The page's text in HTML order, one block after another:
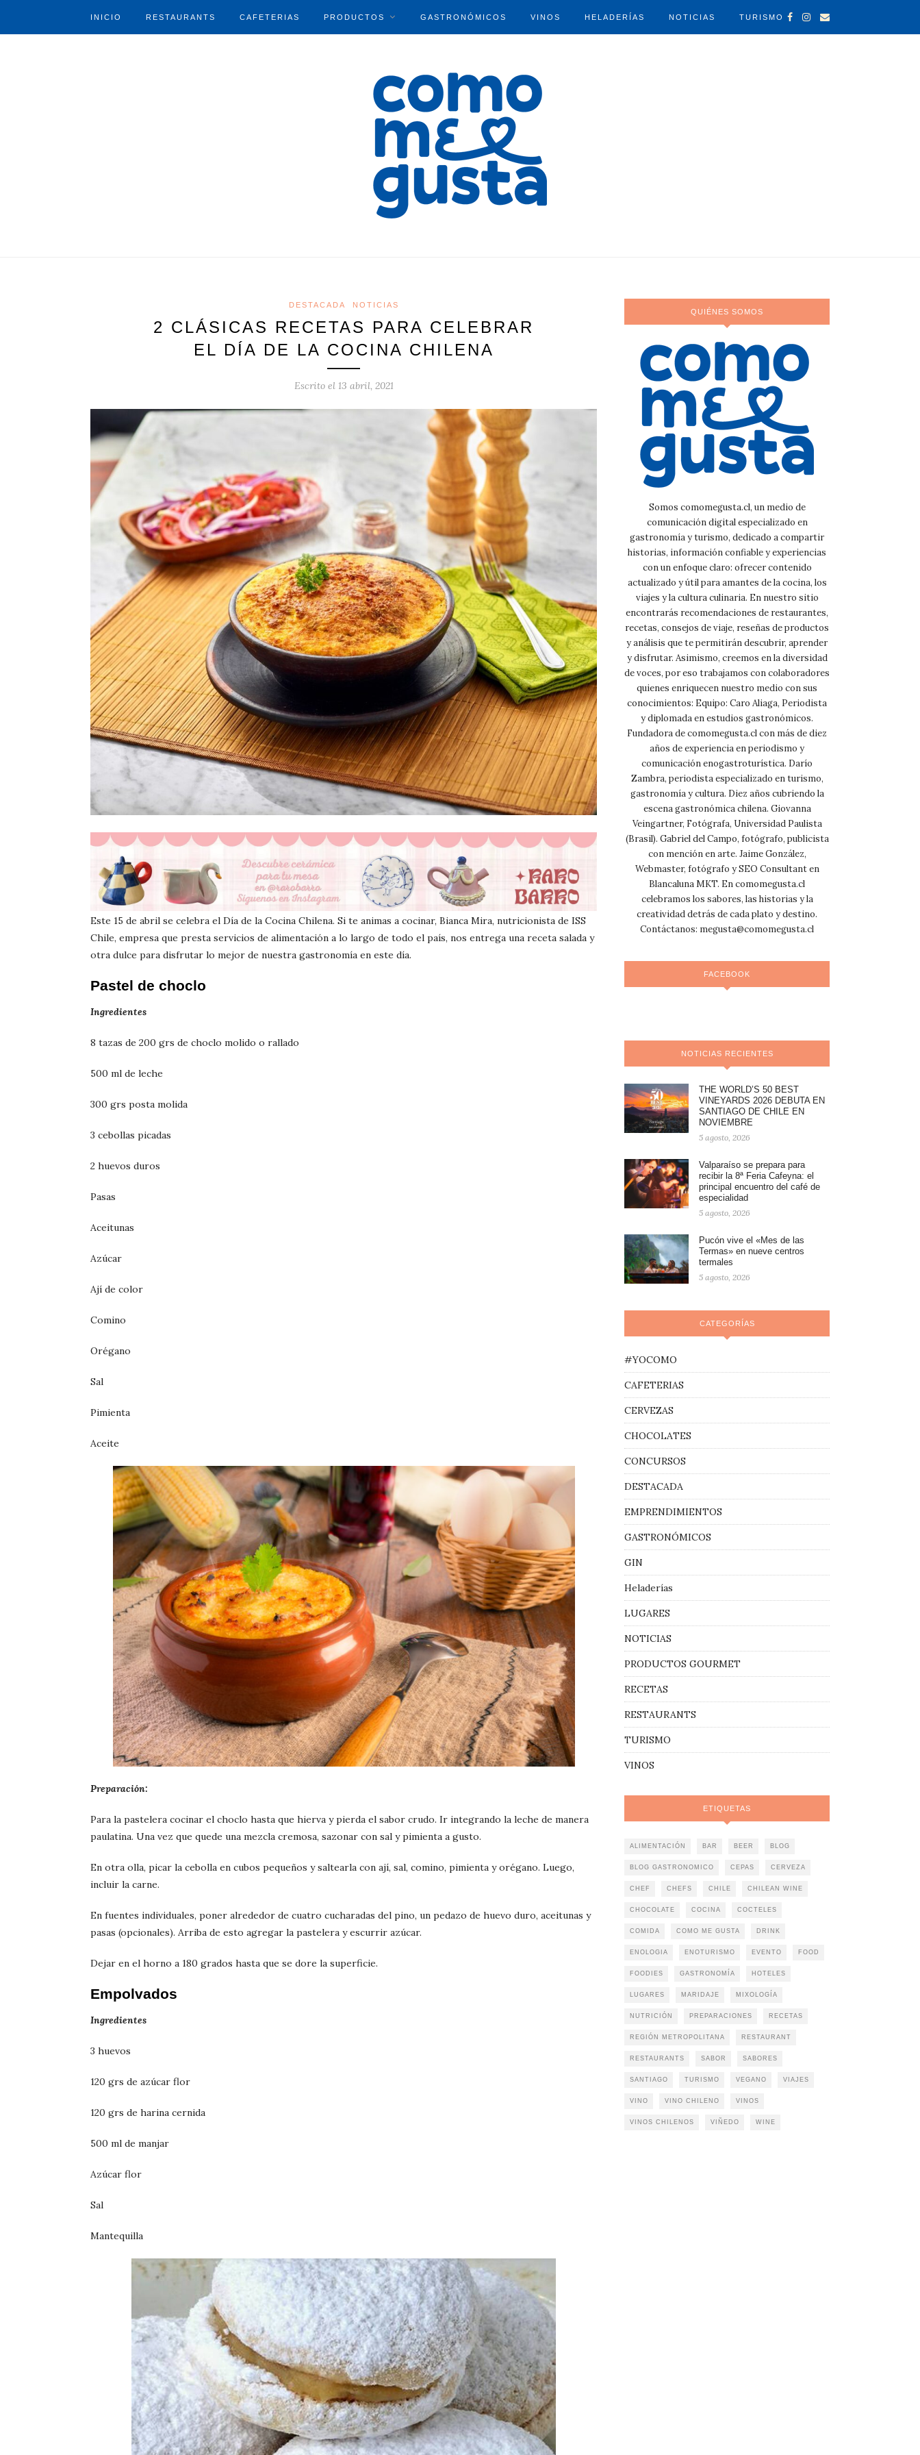
INICIO RESTAURANTS CAFETERIAS PRODUCTOS GASTRONÓMICOS VINOS HELADERÍAS NOTICIAS TURISMO
DESTACADA NOTICIAS
2 CLÁSICAS RECETAS PARA CELEBRAR
EL DÍA DE LA COCINA CHILENA
Escrito el 13 abril, 2021
Este 15 de abril se celebra el Día de la Cocina Chilena. Si te animas a cocinar, Bianca Mira, nutricionista de ISS
Chile, empresa que presta servicios de alimentación a lo largo de todo el país, nos entrega una receta salada y
otra dulce para disfrutar lo mejor de nuestra gastronomía en este día.
Pastel de choclo
Ingredientes
8 tazas de 200 grs de choclo molido o rallado
500 ml de leche
300 grs posta molida
3 cebollas picadas
2 huevos duros
Pasas
Aceitunas
Azúcar
Ají de color
Comino
Orégano
Sal
Pimienta
Aceite
Preparación:
Para la pastelera cocinar el choclo hasta que hierva y pierda el sabor crudo. Ir integrando la leche de manera
paulatina. Una vez que quede una mezcla cremosa, sazonar con sal y pimienta a gusto.
En otra olla, picar la cebolla en cubos pequeños y saltearla con ají, sal, comino, pimienta y orégano. Luego,
incluir la carne.
En fuentes individuales, poner alrededor de cuatro cucharadas del pino, un pedazo de huevo duro, aceitunas y
pasas (opcionales). Arriba de esto agregar la pastelera y escurrir azúcar.
Dejar en el horno a 180 grados hasta que se dore la superficie.
Empolvados
Ingredientes
3 huevos
120 grs de azúcar flor
120 grs de harina cernida
500 ml de manjar
Azúcar flor
Sal
Mantequilla
QUIÉNES SOMOS
Somos comomegusta.cl, un medio de
comunicación digital especializado en
gastronomía y turismo, dedicado a compartir
historias, información confiable y experiencias
con un enfoque claro: ofrecer contenido
actualizado y útil para amantes de la cocina, los
viajes y la cultura culinaria. En nuestro sitio
encontrarás recomendaciones de restaurantes,
recetas, consejos de viaje, reseñas de productos
y análisis que te permitirán descubrir, aprender
y disfrutar. Asimismo, creemos en la diversidad
de voces, por eso trabajamos con colaboradores
quienes enriquecen nuestro medio con sus
conocimientos: Equipo: Caro Aliaga, Periodista
y diplomada en estudios gastronómicos.
Fundadora de comomegusta.cl con más de diez
años de experiencia en periodismo y
comunicación enogastroturística. Darío
Zambra, periodista especializado en turismo,
gastronomía y cultura. Diez años cubriendo la
escena gastronómica chilena. Giovanna
Veingartner, Fotógrafa, Universidad Paulista
(Brasil). Gabriel del Campo, fotógrafo, publicista
con mención en arte. Jaime González,
Webmaster, fotógrafo y SEO Consultant en
Blancaluna MKT. En comomegusta.cl
celebramos los sabores, las historias y la
creatividad detrás de cada plato y destino.
Contáctanos: megusta@comomegusta.cl
FACEBOOK
NOTICIAS RECIENTES
THE WORLD’S 50 BEST
VINEYARDS 2026 DEBUTA EN
SANTIAGO DE CHILE EN
NOVIEMBRE
5 agosto, 2026
Valparaíso se prepara para
recibir la 8ª Feria Cafeyna: el
principal encuentro del café de
especialidad
5 agosto, 2026
Pucón vive el «Mes de las
Termas» en nueve centros
termales
5 agosto, 2026
CATEGORÍAS
#YOCOMO
CAFETERIAS
CERVEZAS
CHOCOLATES
CONCURSOS
DESTACADA
EMPRENDIMIENTOS
GASTRONÓMICOS
GIN
Heladerías
LUGARES
NOTICIAS
PRODUCTOS GOURMET
RECETAS
RESTAURANTS
TURISMO
VINOS
ETIQUETAS
ALIMENTACIÓN BAR BEER BLOG
BLOG GASTRONOMICO CEPAS CERVEZA
CHEF CHEFS CHILE CHILEAN WINE
CHOCOLATE COCINA COCTELES
COMIDA COMO ME GUSTA DRINK
ENOLOGIA ENOTURISMO EVENTO FOOD
FOODIES GASTRONOMÍA HOTELES
LUGARES MARIDAJE MIXOLOGÍA
NUTRICIÓN PREPARACIONES RECETAS
REGIÓN METROPOLITANA RESTAURANT
RESTAURANTS SABOR SABORES
SANTIAGO TURISMO VEGANO VIAJES
VINO VINO CHILENO VINOS
VINOS CHILENOS VIÑEDO WINE